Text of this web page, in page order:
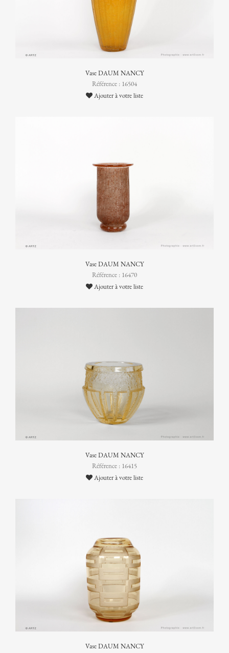
Vase DAUM NANCY
Référence : 16504
Ajouter à votre liste
Vase DAUM NANCY
Référence : 16470
Ajouter à votre liste
Vase DAUM NANCY
Référence : 16415
Ajouter à votre liste
Vase DAUM NANCY